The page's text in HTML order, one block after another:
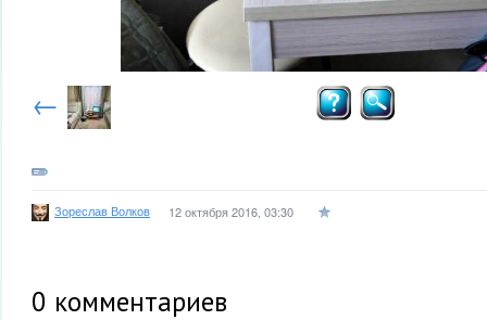
←
Зореслав Волков 12 октября 2016, 03:30
0 комментариев